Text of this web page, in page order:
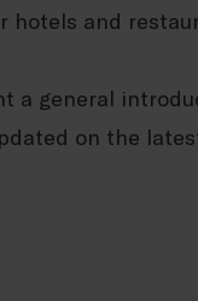
hotels and
a general
on the